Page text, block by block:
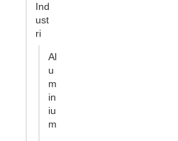
Ind
ust
ri
Al
u
m
in
iu
m